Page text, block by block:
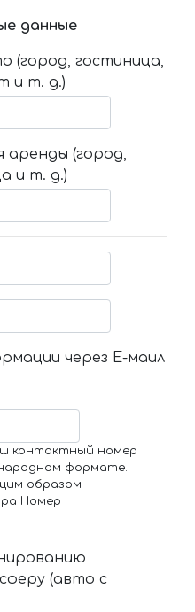
данные
(город, гостиница,
и т. д.)
аренды (город,
и т. д.)
через Е-маил
контактный номер
формате.
образом:
Номер
(авто с